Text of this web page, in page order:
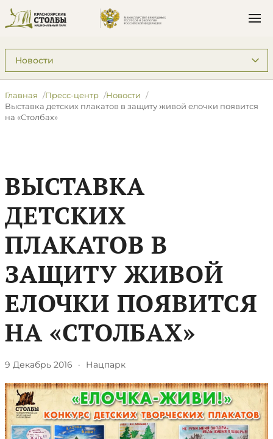
Подразделы: Пресс-центр
Главная Пресс-центр
Новости
Выставка детских плакатов в защиту живой елочки появится
на «Столбах»
ВЫСТАВКА
ДЕТСКИХ
ПЛАКАТОВ В
ЗАЩИТУ ЖИВОЙ
ЕЛОЧКИ ПОЯВИТСЯ
НА «СТОЛБАХ»
9 Декабрь 2016 · Нацпарк